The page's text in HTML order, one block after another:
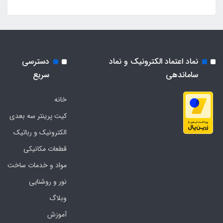
نماد اعتماد الکترونیک و نماد
ساماندهی
دسترسی
سریع
خانه
کیت پرینتر سه بعدی
الکترونیک و رباتیک
قطعات مکانیکی
مواد و خدمات ساخت
نور و روشنایی
وبلاگ
آموزش